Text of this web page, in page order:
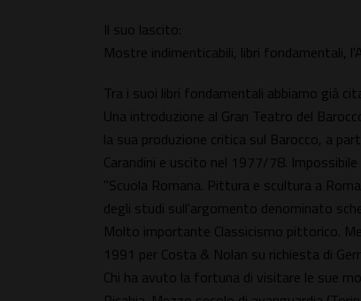
Il suo lascito:
Mostre indimenticabili, libri fondamentali,
Tra i suoi libri fondamentali abbiamo già
Una introduzione al Gran Teatro del
la sua produzione critica sul Barocco, a
Carandini e uscito nel 1977/78.
"Scuola Romana. Pittura e scultura a
degli studi sull'argomento denominato
Molto importante Classicismo pittorico.
1991 per Costa & Nolan su richiesta di
Chi ha avuto la fortuna di visitare le sue